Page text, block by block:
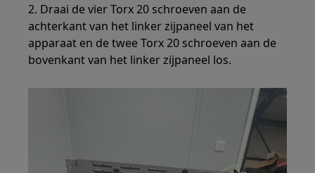
2. Draai de vier Torx 20 schroeven aan de
achterkant van het linker zijpaneel van het
apparaat en de twee Torx 20 schroeven aan de
bovenkant van het linker zijpaneel los.